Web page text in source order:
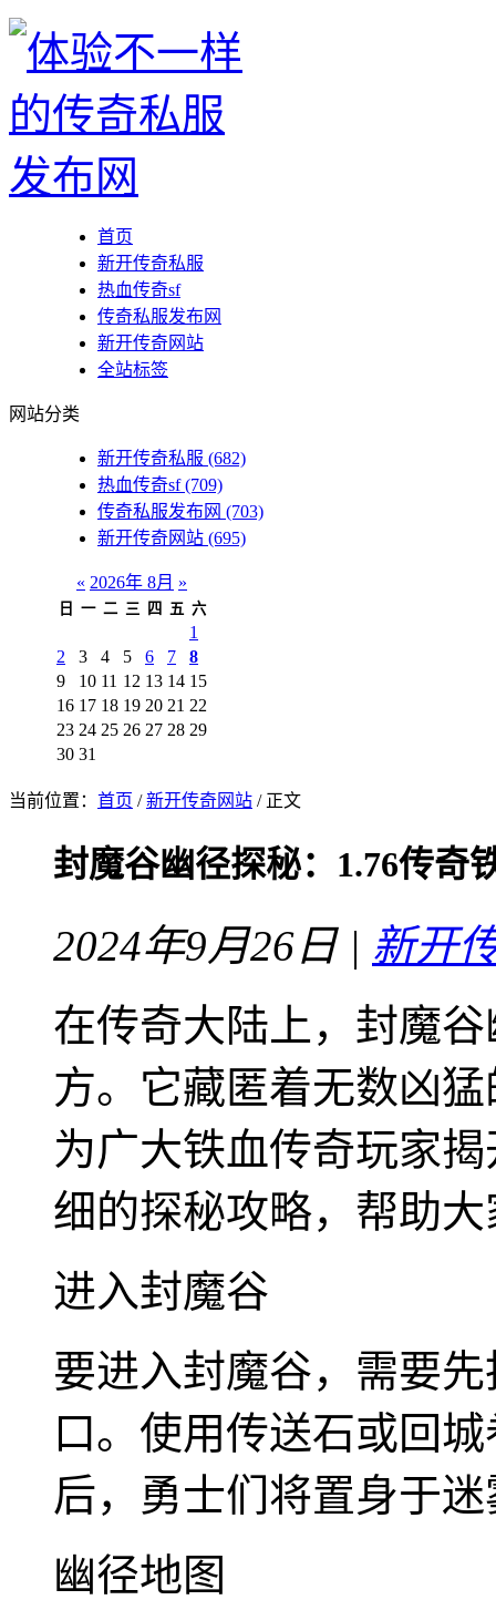
首页
新开传奇私服
热血传奇sf
传奇私服发布网
新开传奇网站
全站标签
网站分类
新开传奇私服 (682)
热血传奇sf(709)
传奇私服发布网 (703)
新开传奇网站 (695)
« 2026年 8月 »
日 一 二 三 四 五 六
1
2
3 4 5 6 7
8
9
10 11 12 13 14 15
16 17 18 19 20 21 22
23 24 25 26 27 28 29
30 31
当前位置： 首页 /新开传奇网站 / 正文
封魔谷幽径探秘：1.76传奇
2024年9月26日 | 新开
在传奇大陆上，封魔
方。它藏匿着无数凶
为广大铁血传奇玩家
细的探秘攻略，帮助
进入封魔谷
要进入封魔谷，需要
口。使用传送石或回
后，勇士们将置身于
幽径地图